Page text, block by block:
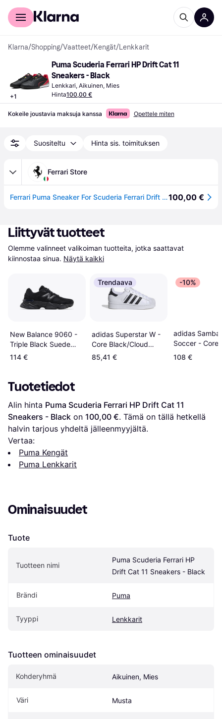
Kuluttajille
Klarna/Shopping/Vaatteet/Kengät/Lenkkarit
+1
Puma Scuderia Ferrari HP Drift Cat 11
Sneakers - Black
Lenkkari, Aikuinen, Mies
Hinta100,00 €
Kokeile joustavia maksuja kanssa Opettele miten
Suositeltu Hinta sis. toimituksen
Ferrari Store
Ferrari Puma Sneaker For Scuderia Ferrari Drift Cat 11 - Puma Shoes Black 6,5100,00 €
Liittyvät tuotteet
Olemme valinneet valikoiman tuotteita, jotka saattavat
kiinnostaa sinua. Näytä kaikki
New Balance 9060 -
Triple Black Suede
U9060BPM
114 €
Trendaava
adidas Superstar W -
Core Black/Cloud
White
85,41 €
-10%
adidas Samba
Soccer - Core
Black/Cloud
White/Vivid
108 €
Tuotetiedot
Alin hinta Puma Scuderia Ferrari HP Drift Cat 11
Sneakers - Black on 100,00 €. Tämä on tällä hetkellä
halvin tarjous yhdeltä jälleenmyyjältä.
Vertaa:
Puma Kengät
Puma Lenkkarit
Ominaisuudet
Tuote
Tuotteen nimi
Puma Scuderia Ferrari HP
Drift Cat 11 Sneakers - Black
Brändi Puma
Tyyppi Lenkkarit
Tuotteen ominaisuudet
Kohderyhmä Aikuinen, Mies
Väri Musta